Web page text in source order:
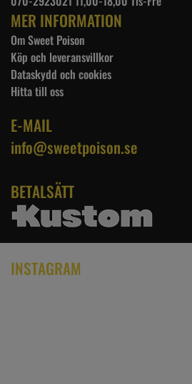
MER INFORMATION
Om Sweet Poison
Köp och leveransvillkor
Dataskydd och cookies
Hitta till oss
E-MAIL
info@sweetpoison.se
BETALSÄTT
INSTAGRAM